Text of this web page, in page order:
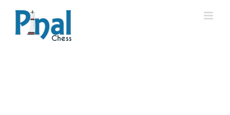
contenido